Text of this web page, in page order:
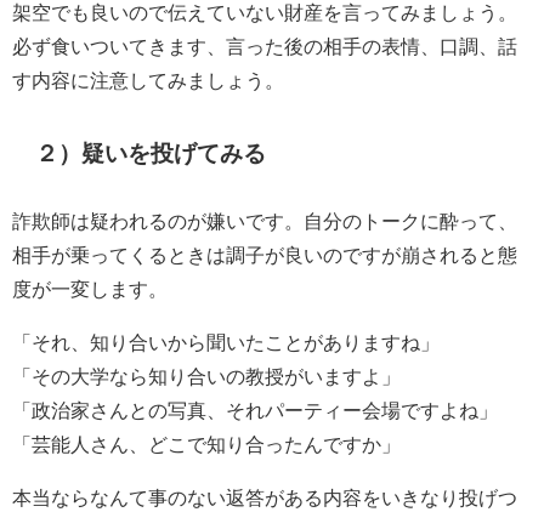
架空でも良いので伝えていない財産を言ってみましょう。
必ず食いついてきます、言った後の相手の表情、口調、話
す内容に注意してみましょう。
２）疑いを投げてみる
詐欺師は疑われるのが嫌いです。自分のトークに酔って、
相手が乗ってくるときは調子が良いのですが崩されると態
度が一変します。
「それ、知り合いから聞いたことがありますね」
「その大学なら知り合いの教授がいますよ」
「政治家さんとの写真、それパーティー会場ですよね」
「芸能人さん、どこで知り合ったんですか」
本当ならなんて事のない返答がある内容をいきなり投げつ